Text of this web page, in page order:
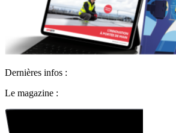
Dernières infos :
Le magazine :